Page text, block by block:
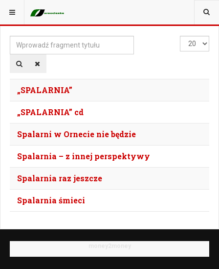
JESTEŚ TUTAJ:
Wprowadź
fragment
tytułu
Pokaż
#
„SPALARNIA”
„SPALARNIA” cd
Spalarni w Ornecie nie będzie
Spalarnia – z innej perspektywy
Spalarnia raz jeszcze
Spalarnia śmieci